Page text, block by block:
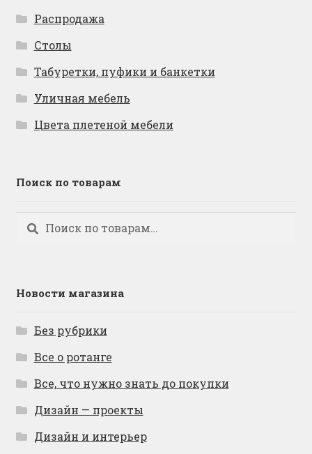
Распродажа
Столы
Табуретки, пуфики и банкетки
Уличная мебель
Цвета плетеной мебели
Поиск по товарам
Искать:
Поиск
Новости магазина
Без рубрики
Все о ротанге
Все, что нужно знать до покупки
Дизайн — проекты
Дизайн и интерьер